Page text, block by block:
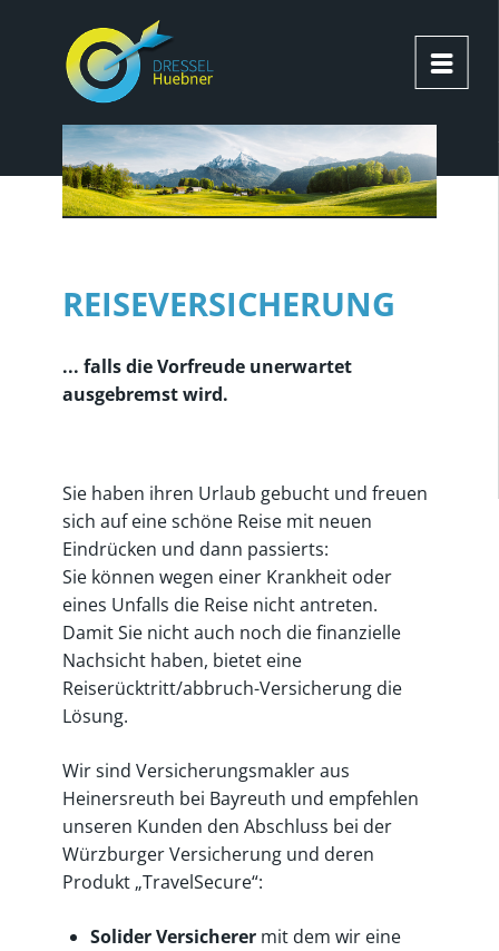
REISEVERSICHERUNG
... falls die Vorfreude unerwartet
ausgebremst wird.
Sie haben ihren Urlaub gebucht und freuen
sich auf eine schöne Reise mit neuen
Eindrücken und dann passierts:
Sie können wegen einer Krankheit oder
eines Unfalls die Reise nicht antreten.
Damit Sie nicht auch noch die finanzielle
Nachsicht haben, bietet eine
Reiserücktritt/abbruch-Versicherung die
Lösung.
Wir sind Versicherungsmakler aus
Heinersreuth bei Bayreuth und empfehlen
unseren Kunden den Abschluss bei der
Würzburger Versicherung und deren
Produkt „TravelSecure“:
Solider Versicherer mit dem wir eine